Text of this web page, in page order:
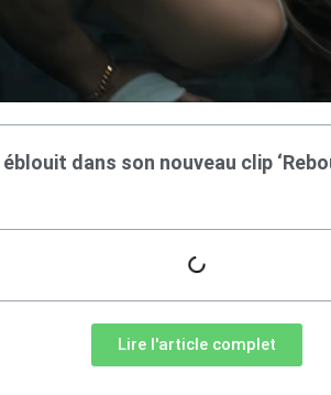
dans son nouveau clip
Lire l'article complet